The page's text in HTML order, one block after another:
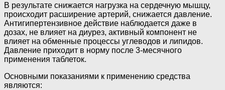
В результате снижается нагрузка на сердечную мышцу,
происходит расширение артерий, снижается давление.
Антигипертензивное действие наблюдается даже в
дозах, не влияет на диурез, активный компонент не
влияет на обменные процессы углеводов и липидов.
Давление приходит в норму после 3-месячного
применения таблеток.
Основными показаниями к применению средства
являются: